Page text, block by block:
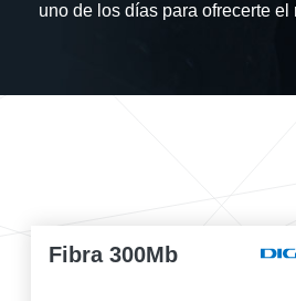
uno de los días para ofrecerte el
Fibra 300Mb